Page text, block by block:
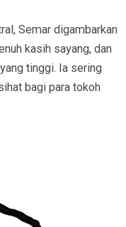
Semar digambarkan
kasih sayang, dan
tinggi. Ia sering
bagi para tokoh